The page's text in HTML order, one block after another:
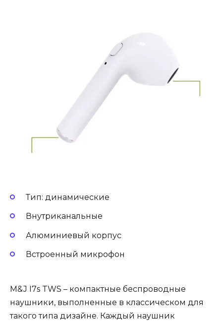
Тип: динамические
Внутриканальные
Алюминиевый корпус
Встроенный микрофон
M&J I7s TWS – компактные беспроводные
наушники, выполненные в классическом для
такого типа дизайне. Каждый наушник